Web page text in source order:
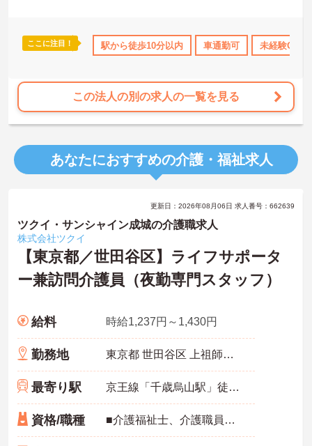
育児補助 年間休日110日以上 ブランクOK 資格取得サポート
＜＜ICT導入が進む効率的な現場で、身体的負担を減らしケアに専念
＞スマホ記録や睡眠測定センサー等の導入で月400時間の生産性向上
ここに注目！ 駅から徒歩10分以内 車通勤可 未経験OK
この法人の別の求人の一覧を見る
あなたにおすすめの介護・福祉求人
更新日：2026年08月06日 求人番号：662639
ツクイ・サンシャイン成城の介護職求人
株式会社ツクイ
【東京都／世田谷区】ライフサポータ
ー兼訪問介護員（夜勤専門スタッフ）
給料 時給1,237円～1,430円
勤務地 東京都 世田谷区 上祖師谷6-29-19
最寄り駅 京王線「千歳烏山駅」徒歩15分
資格/職種 ■介護福祉士、介護職員実務者研修、介護職員初任者研修、ホームヘルパー1級、ホームヘルパー2級いずれかの資格をお持ちの方 ※未経験相談可能